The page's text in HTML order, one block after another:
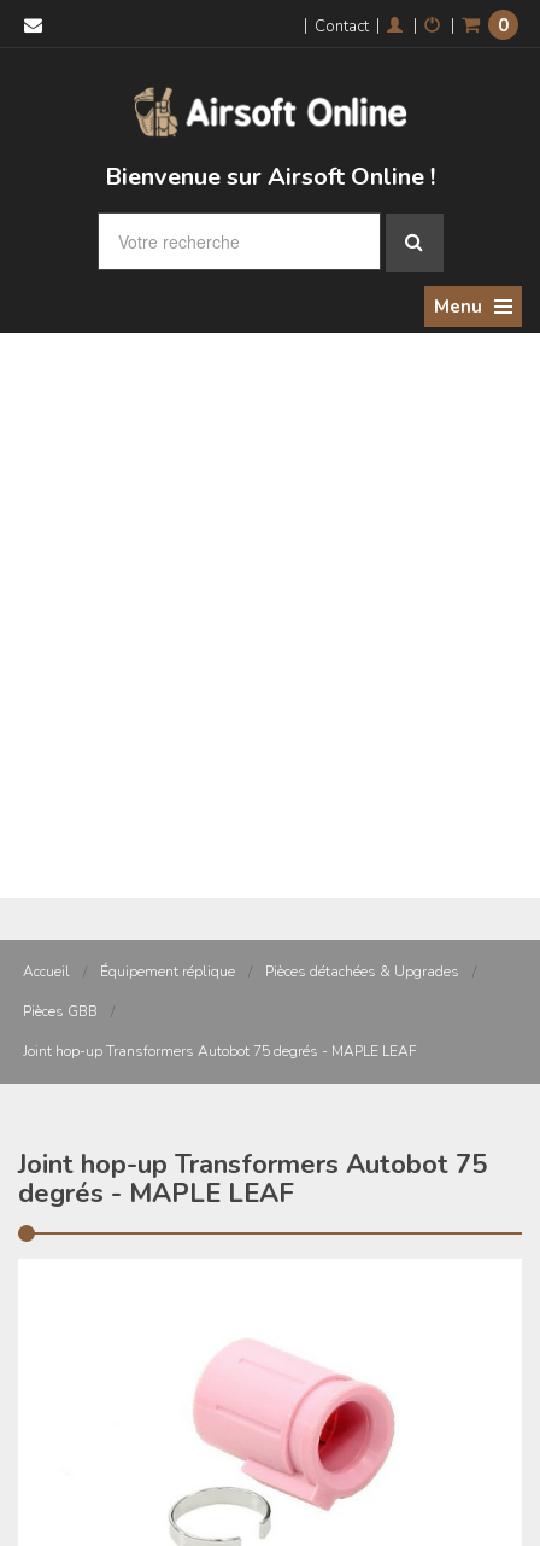
| Contact | | | 0
Bienvenue sur Airsoft Online !
Menu
Accueil / Équipement réplique / Pièces détachées & Upgrades /
Pièces GBB /
Joint hop-up Transformers Autobot 75 degrés - MAPLE LEAF
Joint hop-up Transformers Autobot 75
degrés - MAPLE LEAF